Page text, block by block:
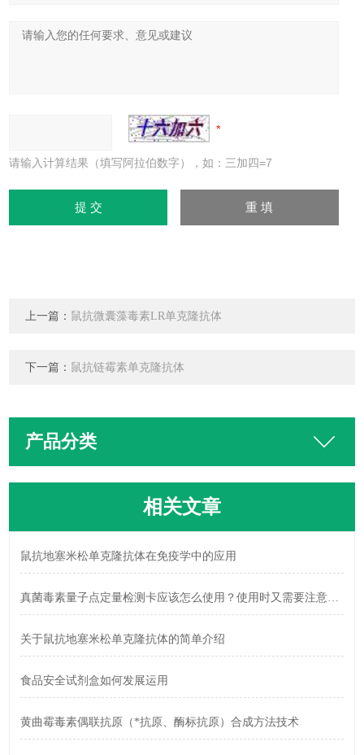
请输入计算结果（填写阿拉伯数字），如：三加四=7
上一篇： 鼠抗微囊藻毒素LR单克隆抗体
下一篇： 鼠抗链霉素单克隆抗体
产品分类
相关文章
鼠抗地塞米松单克隆抗体在免疫学中的应用
真菌毒素量子点定量检测卡应该怎么使用？使用时又需要注意什么？
关于鼠抗地塞米松单克隆抗体的简单介绍
食品安全试剂盒如何发展运用
黄曲霉毒素偶联抗原（*抗原、酶标抗原）合成方法技术